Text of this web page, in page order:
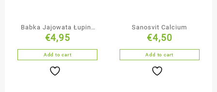
Babka Jajowata Łupiny
150g
€4,95
Add to cart
Sanosvit Calcium
€4,50
Add to cart